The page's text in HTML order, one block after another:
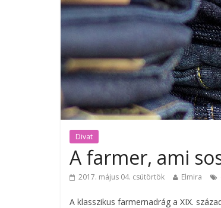
Divat
A farmer, ami
2017. május 04. csütörtök Elmira
A klasszikus farmernadrág a XIX.